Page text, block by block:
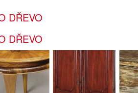
DŘEVO
DŘEVO